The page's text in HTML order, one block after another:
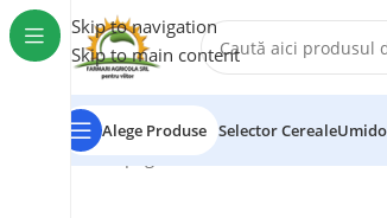
Skip to navigation
Skip to main content
Alege Produse Selector Cereale
Prima pagină/Set motor tractor